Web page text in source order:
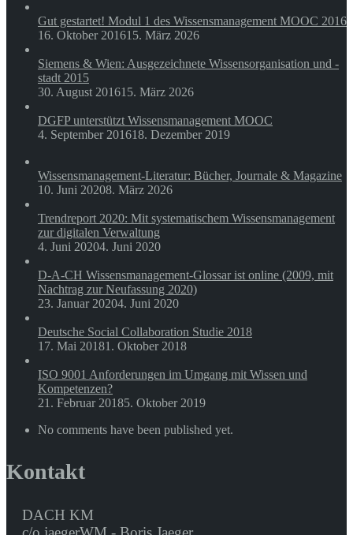
Gut gestartet! Modul 1 des Wissensmanagement MOOC 2016
16. Oktober 201615. März 2026
Siemens & Wien: Ausgezeichnete Wissensorganisation und -
stadt 2015
30. August 201615. März 2026
DGFP unterstützt Wissensmanagement MOOC
4. September 201618. Dezember 2019
Wissensmanagement-Literatur: Bücher, Journale & Magazine
10. Juni 20208. März 2026
Trendreport 2020: Mit systematischem Wissensmanagement
zur digitalen Verwaltung
4. Juni 20204. Juni 2020
D-A-CH Wissensmanagement-Glossar ist online (2009, mit
Nachtrag zur Neufassung 2020)
23. Januar 20204. Juni 2020
Deutsche Social Collaboration Studie 2018
17. Mai 20181. Oktober 2018
ISO 9001 Anforderungen im Umgang mit Wissen und
Kompetenzen?
21. Februar 20185. Oktober 2019
No comments have been published yet.
Kontakt
DACH KM